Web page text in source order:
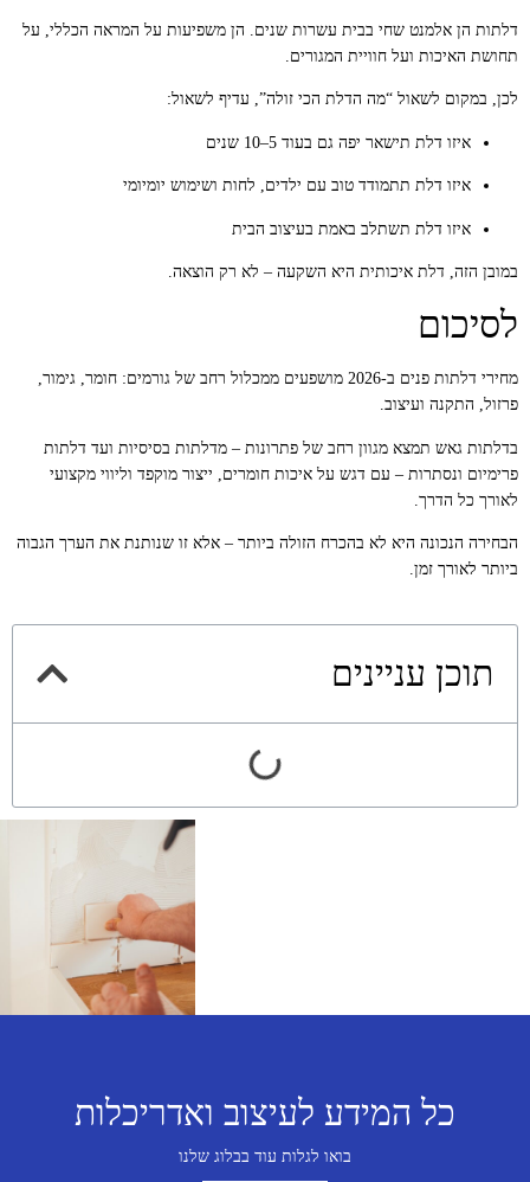
דלתות הן אלמנט שחי בבית עשרות שנים. הן משפיעות על המראה הכללי, על
תחושת האיכות ועל חוויית המגורים.
לכן, במקום לשאול “מה הדלת הכי זולה”, עדיף לשאול:
איזו דלת תישאר יפה גם בעוד 5–10 שנים
איזו דלת תתמודד טוב עם ילדים, לחות ושימוש יומיומי
איזו דלת תשתלב באמת בעיצוב הבית
במובן הזה, דלת איכותית היא השקעה – לא רק הוצאה.
לסיכום
מחירי דלתות פנים ב-2026 מושפעים ממכלול רחב של גורמים: חומר, גימור,
פרזול, התקנה ועיצוב.
בדלתות גאש תמצא מגוון רחב של פתרונות – מדלתות בסיסיות ועד דלתות
פרימיום ונסתרות – עם דגש על איכות חומרים, ייצור מוקפד וליווי מקצועי
לאורך כל הדרך.
הבחירה הנכונה היא לא בהכרח הזולה ביותר – אלא זו שנותנת את הערך הגבוה
ביותר לאורך זמן.
תוכן עניינים
כל המידע לעיצוב ואדריכלות
בואו לגלות עוד בבלוג שלנו